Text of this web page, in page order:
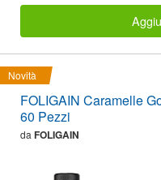
Novità
FOLIGAIN Caramelle
60 Pezzi
da FOLIGAIN